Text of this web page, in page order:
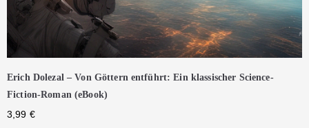
Erich Dolezal – Von Göttern entführt: Ein klassischer Science-
Fiction-Roman (eBook)
3,99 €